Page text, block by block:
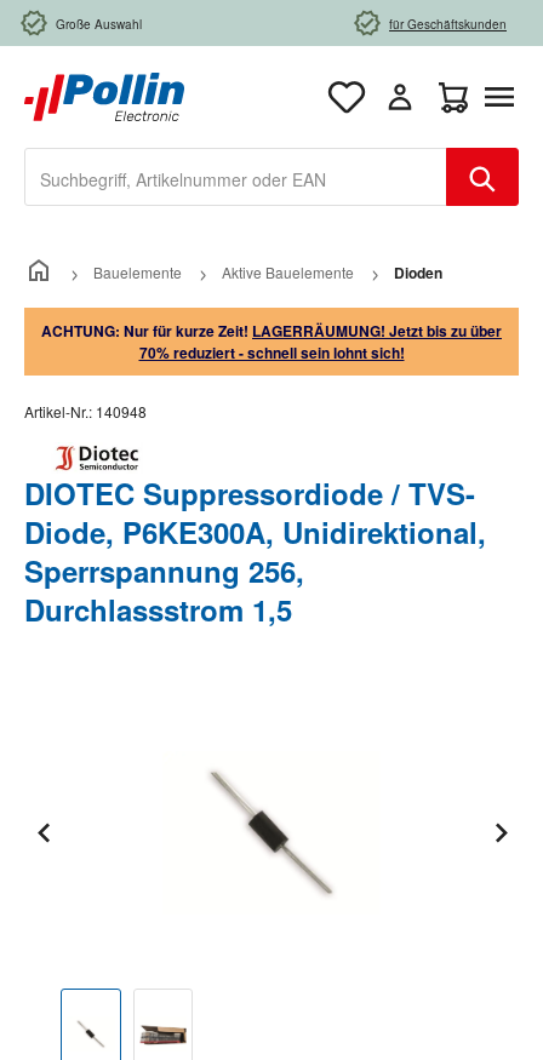
Zum Hauptinhalt springen
Große Auswahl für Geschäftskunden
Bauelemente Aktive Bauelemente Dioden
ACHTUNG: Nur für kurze Zeit! LAGERRÄUMUNG! Jetzt bis zu über
70% reduziert - schnell sein lohnt sich!
Artikel-Nr.: 140948
DIOTEC Suppressordiode / TVS-
Diode, P6KE300A, Unidirektional,
Sperrspannung 256,
Durchlassstrom 1,5